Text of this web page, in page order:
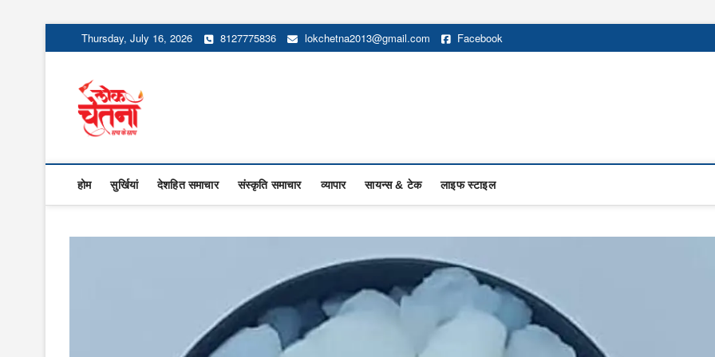
to
Thursday, July 16, 2026 8127775836 lokchetna2013@gmail.com Facebook
होम सुर्खियां देशहित समाचार संस्कृति समाचार व्यापार सायन्स & टेक लाइफ स्टाइल